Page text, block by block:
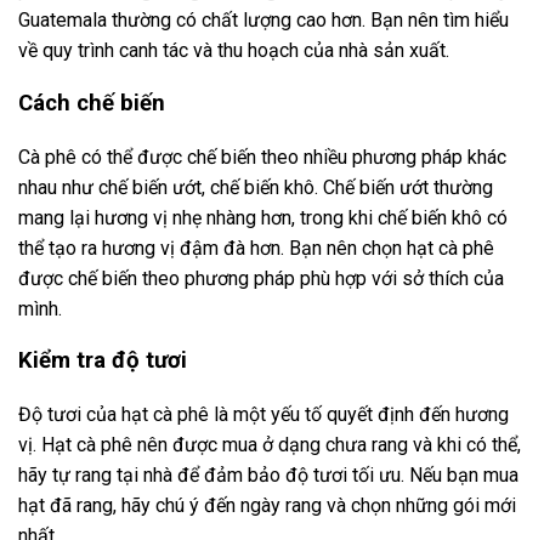
Guatemala thường có chất lượng cao hơn. Bạn nên tìm hiểu
về quy trình canh tác và thu hoạch của nhà sản xuất.
Cách chế biến
Cà phê có thể được chế biến theo nhiều phương pháp khác
nhau như chế biến ướt, chế biến khô. Chế biến ướt thường
mang lại hương vị nhẹ nhàng hơn, trong khi chế biến khô có
thể tạo ra hương vị đậm đà hơn. Bạn nên chọn hạt cà phê
được chế biến theo phương pháp phù hợp với sở thích của
mình.
Kiểm tra độ tươi
Độ tươi của hạt cà phê là một yếu tố quyết định đến hương
vị. Hạt cà phê nên được mua ở dạng chưa rang và khi có thể,
hãy tự rang tại nhà để đảm bảo độ tươi tối ưu. Nếu bạn mua
hạt đã rang, hãy chú ý đến ngày rang và chọn những gói mới